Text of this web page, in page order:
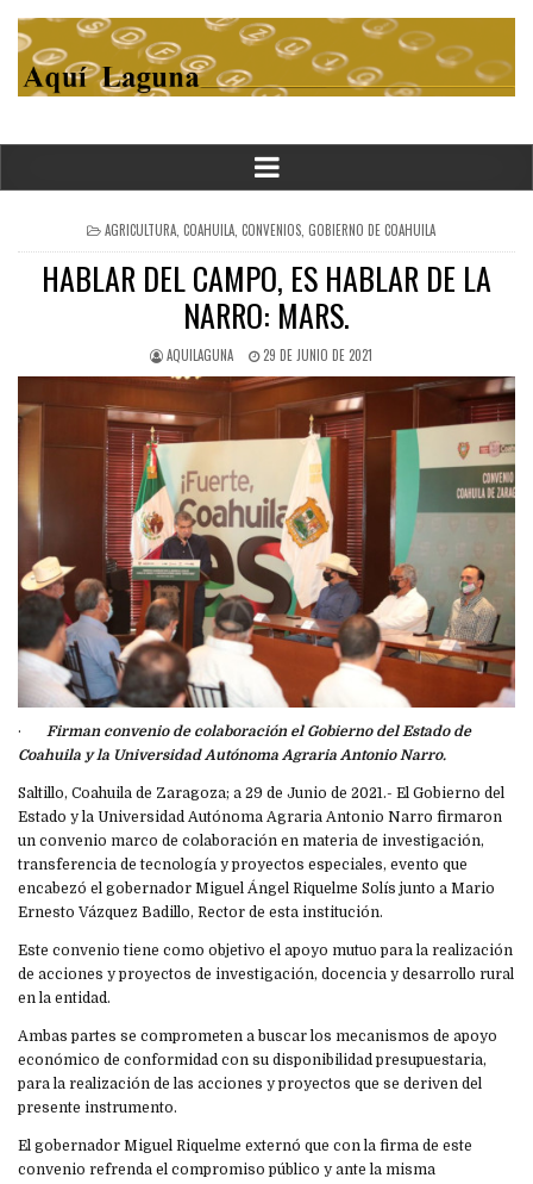
POSTED
IN
AGRICULTURA, COAHUILA, CONVENIOS, GOBIERNO DE COAHUILA
HABLAR DEL CAMPO, ES HABLAR DE LA
NARRO: MARS.
AQUILAGUNA 29 DE JUNIO DE 2021
·
Firman convenio de colaboración el Gobierno del Estado de
Coahuila y la Universidad Autónoma Agraria Antonio Narro.
Saltillo, Coahuila de Zaragoza; a 29 de Junio de 2021.- El Gobierno del
Estado y la Universidad Autónoma Agraria Antonio Narro firmaron
un convenio marco de colaboración en materia de investigación,
transferencia de tecnología y proyectos especiales, evento que
encabezó el gobernador Miguel Ángel Riquelme Solís junto a Mario
Ernesto Vázquez Badillo, Rector de esta institución.
Este convenio tiene como objetivo el apoyo mutuo para la realización
de acciones y proyectos de investigación, docencia y desarrollo rural
en la entidad.
Ambas partes se comprometen a buscar los mecanismos de apoyo
económico de conformidad con su disponibilidad presupuestaria,
para la realización de las acciones y proyectos que se deriven del
presente instrumento.
El gobernador Miguel Riquelme externó que con la firma de este
convenio refrenda el compromiso público y ante la misma